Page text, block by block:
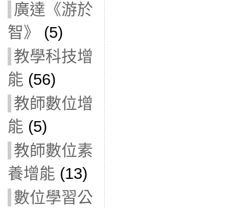
廣達《游於
智》
(5)
教學科技增
能 (56)
教師數位增
能 (5)
教師數位素
養增能 (13)
數位學習公